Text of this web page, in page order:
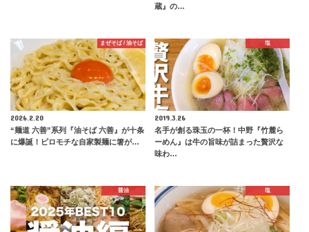
蔵』の…
まぜそば / 油そば
2026.2.20
“麺道 六善”系列『油そば 六善』が十条
に爆誕！ピロモチな自家製麺に箸が…
塩
2019.3.26
名手が創る珠玉の一杯！中野『竹麓ら
ーめん』は牛の旨味が詰まった贅沢な
味わ…
醤油 塩